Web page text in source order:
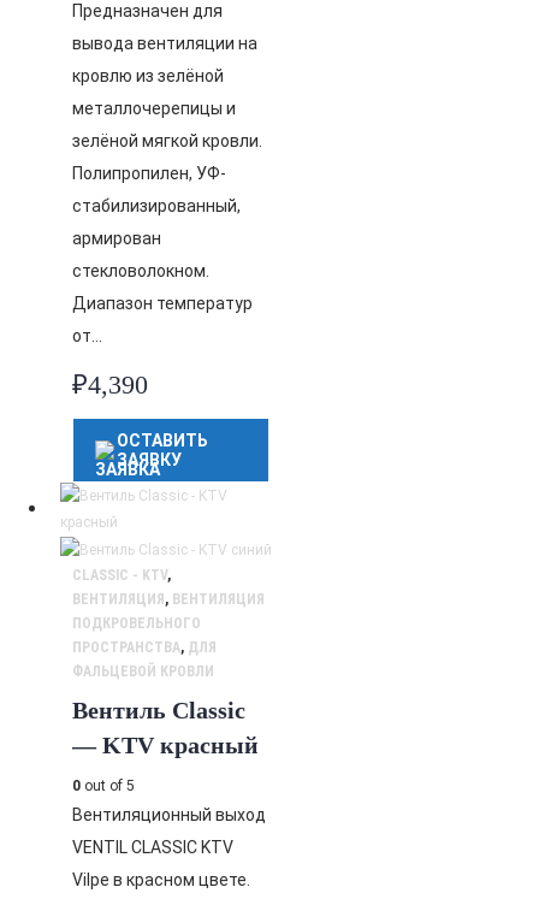
Предназначен для
вывода вентиляции на
кровлю из зелёной
металлочерепицы и
зелёной мягкой кровли.
Полипропилен, УФ-
стабилизированный,
армирован
стекловолокном.
Диапазон температур
от…
₽4,390
ОСТАВИТЬ
ЗАЯВКУ
CLASSIC - KTV,
ВЕНТИЛЯЦИЯ , ВЕНТИЛЯЦИЯ
ПОДКРОВЕЛЬНОГО
ПРОСТРАНСТВА, ДЛЯ
ФАЛЬЦЕВОЙ КРОВЛИ
Вентиль Classic
— KTV красный
0 out of 5
Вентиляционный выход
VENTIL CLASSIC KTV
Vilpe в красном цвете.